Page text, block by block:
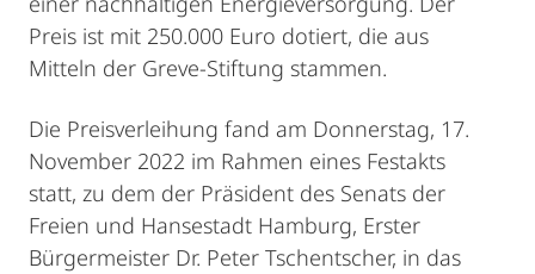
Preis ist mit 250.000 Euro dotiert, die aus
Mitteln der Greve‐Stiftung stammen.
Die Preisverleihung fand am Donnerstag, 17.
November 2022 im Rahmen eines Festakts
statt, zu dem der Präsident des Senats der
Freien und Hansestadt Hamburg, Erster
Bürgermeister Dr. Peter Tschentscher, in das